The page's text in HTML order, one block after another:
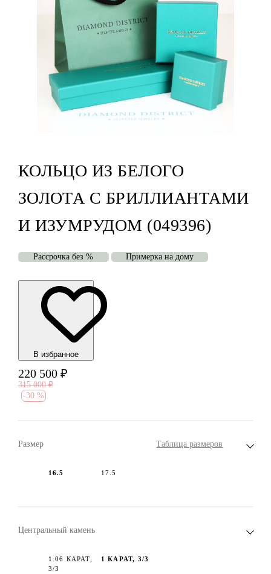
КОЛЬЦО ИЗ БЕЛОГО
ЗОЛОТА С БРИЛЛИАНТАМИ
И ИЗУМРУДОМ (049396)
Рассрочка без % Примерка на дому
В избранноe
220 500 ₽
315 000 ₽
-30 %
Размер Таблица размеров
16.5 17.5
Центральный камень
1.06 КАРАТ,
3/3
1 КАРАТ, 3/3